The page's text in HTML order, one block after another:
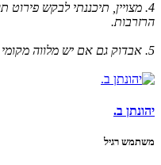
4. מצויין, תיכננתי לבקש פירוט
הרזרבות.
5. אבדוק גם אם יש מלווה מקומי לעסקה.
יהונתן ב.
משתמש רגיל